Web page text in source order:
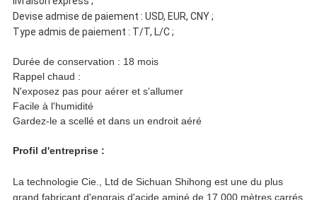
Devise admise de paiement : USD, EUR, CNY ;
Type admis de paiement : T/T, L/C ;
Durée de conservation : 18 mois
Rappel chaud :
N'exposez pas pour aérer et s'allumer
Facile à l'humidité
Gardez-le a scellé et dans un endroit aéré
Profil d'entreprise :
La technologie Cie., Ltd de Sichuan Shihong est une du plus
grand fabricant d'engrais d'acide aminé de 17 000 mètres carrés